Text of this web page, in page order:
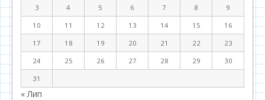
3
4 5 6 7 8
9
10
11 12 13 14 15
16
17
18 19 20 21 22
23
24
25 26 27 28 29
30
31
« Лип